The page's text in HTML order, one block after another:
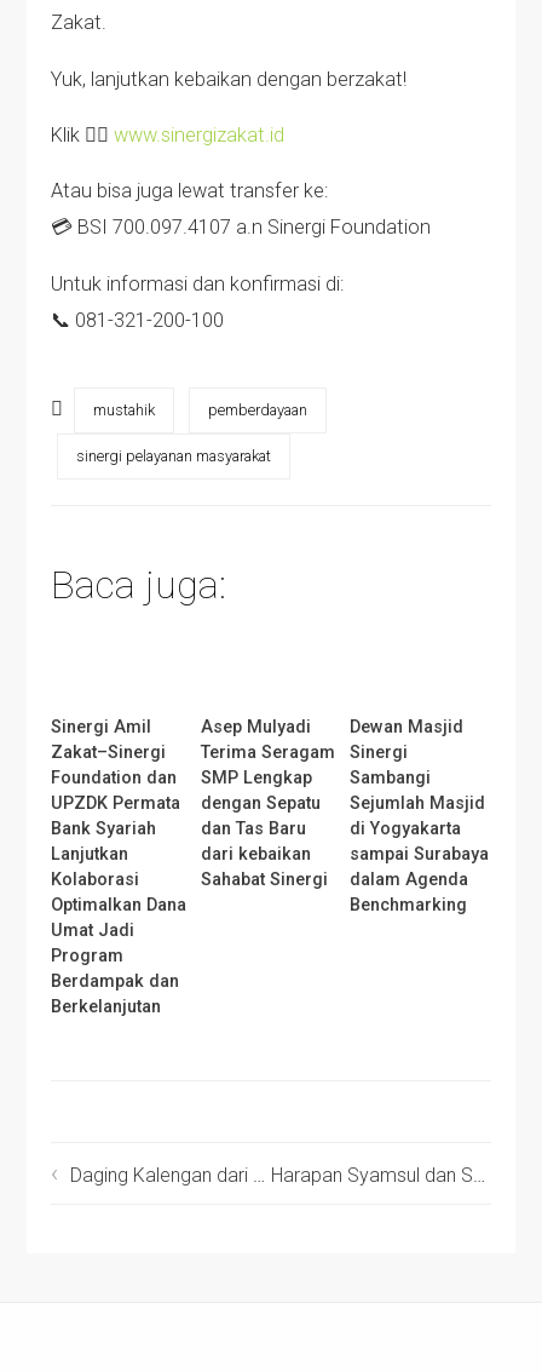
Zakat.
Yuk, lanjutkan kebaikan dengan berzakat!
Klik 👉🏻www.sinergizakat.id
Atau bisa juga lewat transfer ke:
💳 BSI 700.097.4107 a.n Sinergi Foundation
Untuk informasi dan konfirmasi di:
📞 081-321-200-100
mustahik pemberdayaan
sinergi pelayanan masyarakat
Baca juga:
Sinergi Amil
Zakat–Sinergi
Foundation dan
UPZDK Permata
Bank Syariah
Lanjutkan
Kolaborasi
Optimalkan Dana
Umat Jadi
Program
Berdampak dan
Berkelanjutan
Asep Mulyadi
Terima Seragam
SMP Lengkap
dengan Sepatu
dan Tas Baru
dari kebaikan
Sahabat Sinergi
Dewan Masjid
Sinergi
Sambangi
Sejumlah Masjid
di Yogyakarta
sampai Surabaya
dalam Agenda
Benchmarking
Daging Kalengan dari Kurbanmu untuk Warga Palestina Disambut Haru dan Harapan Bagi Mereka